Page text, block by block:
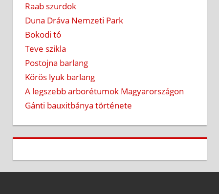
Raab szurdok
Duna Dráva Nemzeti Park
Bokodi tó
Teve szikla
Postojna barlang
Kőrös lyuk barlang
A legszebb arborétumok Magyarországon
Gánti bauxitbánya története